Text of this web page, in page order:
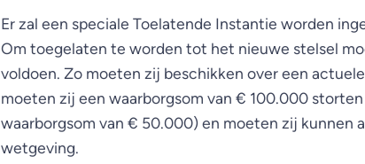
Er zal een speciale Toelatende Instantie worden
Om toegelaten te worden tot het nieuwe stelsel
voldoen. Zo moeten zij beschikken over een
moeten zij een waarborgsom van € 100.000
waarborgsom van € 50.000) en moeten zij kunnen
wetgeving.